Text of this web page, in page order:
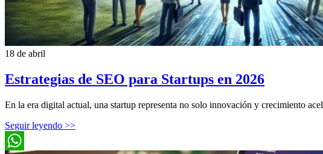
18 de abril
Estrategias de SEO para Startups en 2026
En la era digital actual, una startup representa no solo innovación y crecimiento
Seguir leyendo >>